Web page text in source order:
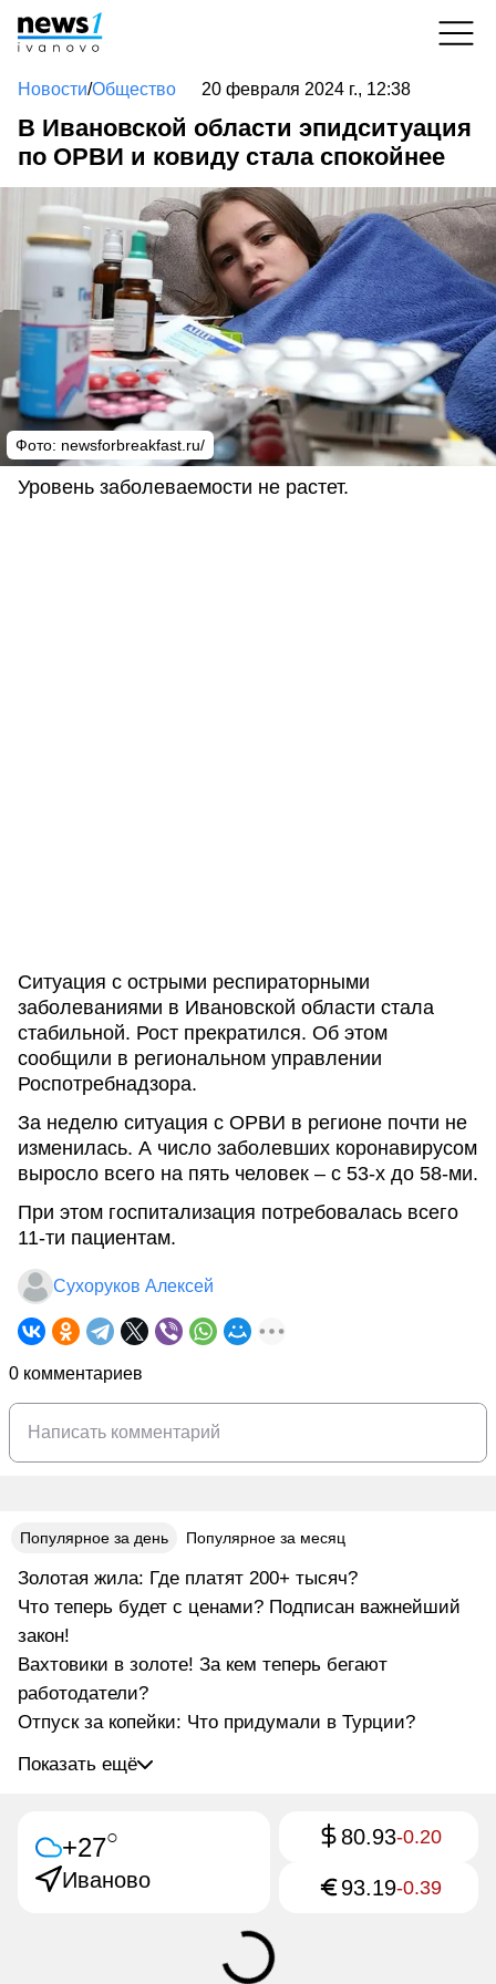
Новости/Общество 20 февраля 2024 г., 12:38
В Ивановской области эпидситуация
по ОРВИ и ковиду стала спокойнее
Фото: newsforbreakfast.ru/
Уровень заболеваемости не растет.
Ситуация с острыми респираторными
заболеваниями в Ивановской области стала
стабильной. Рост прекратился. Об этом
сообщили в региональном управлении
Роспотребнадзора.
За неделю ситуация с ОРВИ в регионе почти не
изменилась. А число заболевших коронавирусом
выросло всего на пять человек – с 53-х до 58-ми.
При этом госпитализация потребовалась всего
11-ти пациентам.
Сухоруков Алексей
0 комментариев
Популярное за день Популярное за месяц
Золотая жила: Где платят 200+ тысяч?
Что теперь будет с ценами? Подписан важнейший
закон!
Вахтовики в золоте! За кем теперь бегают
работодатели?
Отпуск за копейки: Что придумали в Турции?
Показать ещё
+27○
Иваново
80.93-0.20
93.19-0.39